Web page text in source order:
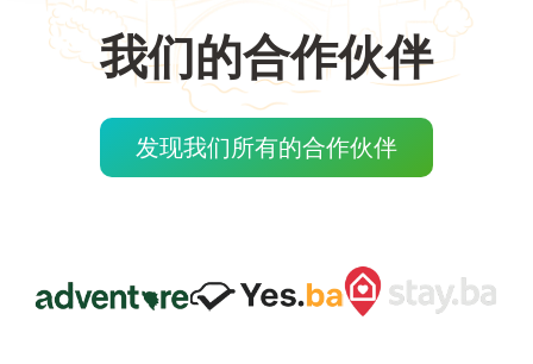
我们的合作伙伴
发现我们所有的合作伙伴